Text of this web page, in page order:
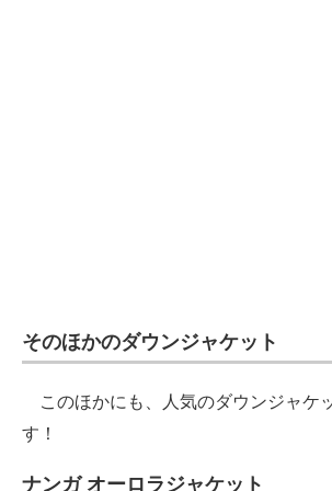
そのほかのダウンジャケット
このほかにも、人気のダウンジャケ
す！
ナンガ オーロラジャケット